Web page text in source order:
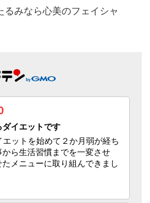
るみなら心美のフェイシャ